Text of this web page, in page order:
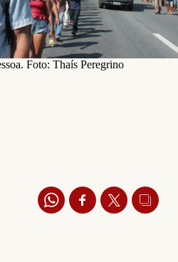
Foto: Thaís Peregrino